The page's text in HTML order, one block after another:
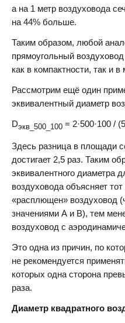
а на 1 метр воздуховода
на 44% больше.
Таким образом, любой
прямоугольный
как в компактности, так и
Рассмотрим ещё один
эквивалентный диаметр
Dэкв_500_100 = 2·500·100 /
Здесь разница в площади
достигает 2,5 раз. Таким
эквивалентного диаметра
воздуховода объясняет
«расплющен» воздуховод
значениями А и В), тем
воздуховод с
Это одна из причин, по
не рекомендуется
которых одна сторона
раза.
Диаметр квадратного